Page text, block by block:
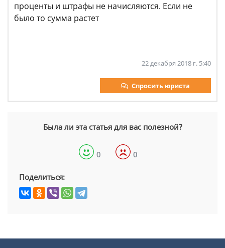
проценты и штрафы не начисляются. Если не
было то сумма растет
22 декабря 2018 г. 5:40
Спросить юриста
Была ли эта статья для вас полезной?
0 0
Поделиться: